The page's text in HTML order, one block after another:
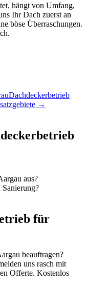
hängt von Umfang,
Ihr Dach zuerst an
böse Überraschungen.
Dachdeckerbetrieb
→
aus?
für
beauftragen?
uns rasch mit
Offerte. Kostenlos